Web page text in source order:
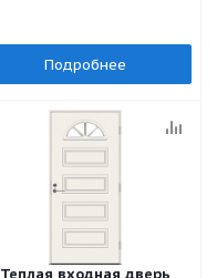
Подробнее
Теплая входная дверь